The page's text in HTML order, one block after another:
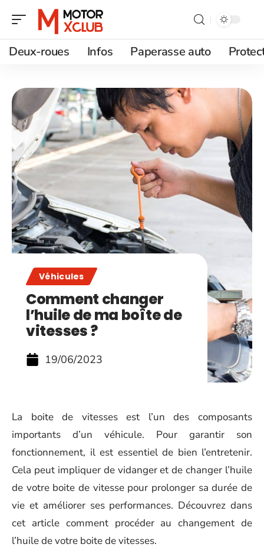
Deux-roues Infos Paperasse auto
Véhicules
Comment changer
l’huile de ma boîte de
vitesses ?
19/06/2023
La boite de vitesses est l’un des composants
importants d’un véhicule. Pour garantir son
fonctionnement, il est essentiel de bien l’entretenir.
Cela peut impliquer de vidanger et de changer l’huile
de votre boite de vitesse pour prolonger sa durée de
vie et améliorer ses performances. Découvrez dans
cet article comment procéder au changement de
l’huile de votre boite de vitesses.